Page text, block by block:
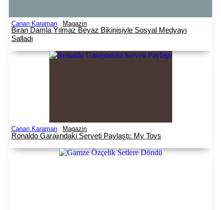
Canan Karaman Magazin
Biran Damla Yılmaz Beyaz Bikinisiyle Sosyal Medyayı
Salladı
Canan Karaman Magazin
Ronaldo Garajındaki Serveti Paylaştı: My Toys